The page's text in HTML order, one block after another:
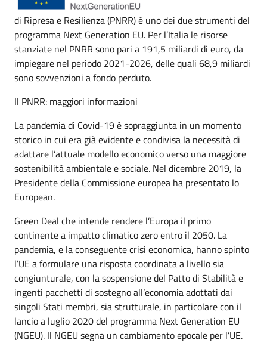
di Ripresa e Resilienza (PNRR) è uno dei due strumenti del
programma Next Generation EU. Per l’Italia le risorse
stanziate nel PNRR sono pari a 191,5 miliardi di euro, da
impiegare nel periodo 2021-2026, delle quali 68,9 miliardi
sono sovvenzioni a fondo perduto.
Il PNRR: maggiori informazioni
La pandemia di Covid-19 è sopraggiunta in un momento
storico in cui era già evidente e condivisa la necessità di
adattare l’attuale modello economico verso una maggiore
sostenibilità ambientale e sociale. Nel dicembre 2019, la
Presidente della Commissione europea ha presentato lo
European.
Green Deal che intende rendere l’Europa il primo
continente a impatto climatico zero entro il 2050. La
pandemia, e la conseguente crisi economica, hanno spinto
l’UE a formulare una risposta coordinata a livello sia
congiunturale, con la sospensione del Patto di Stabilità e
ingenti pacchetti di sostegno all’economia adottati dai
singoli Stati membri, sia strutturale, in particolare con il
lancio a luglio 2020 del programma Next Generation EU
(NGEU). Il NGEU segna un cambiamento epocale per l’UE.